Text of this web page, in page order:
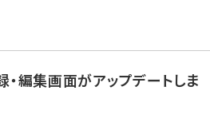
編集画面がアップデートしま